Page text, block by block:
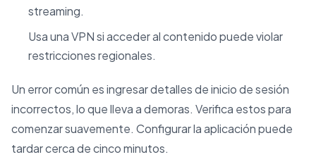
streaming.
Usa una VPN si acceder al contenido puede violar
restricciones regionales.
Un error común es ingresar detalles de inicio de sesión
incorrectos, lo que lleva a demoras. Verifica estos para
comenzar suavemente. Configurar la aplicación puede
tardar cerca de cinco minutos.